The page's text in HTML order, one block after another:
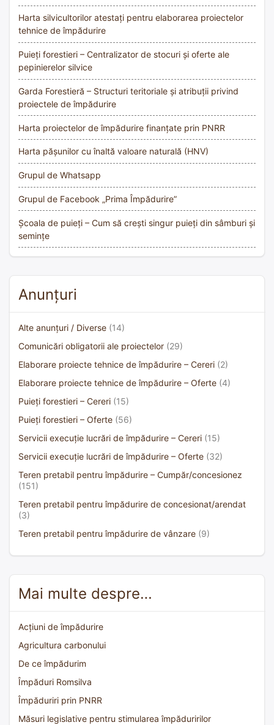
Harta silvicultorilor atestați pentru elaborarea proiectelor
tehnice de împădurire
Puieți forestieri – Centralizator de stocuri și oferte ale
pepinierelor silvice
Garda Forestieră – Structuri teritoriale și atribuții privind
proiectele de împădurire
Harta proiectelor de împădurire finanțate prin PNRR
Harta pășunilor cu înaltă valoare naturală (HNV)
Grupul de Whatsapp
Grupul de Facebook „Prima Împădurire”
Școala de puieți – Cum să crești singur puieți din sâmburi și
semințe
Anunțuri
Alte anunțuri / Diverse (14)
Comunicări obligatorii ale proiectelor (29)
Elaborare proiecte tehnice de împădurire – Cereri (2)
Elaborare proiecte tehnice de împădurire – Oferte (4)
Puieți forestieri – Cereri (15)
Puieți forestieri – Oferte (56)
Servicii execuție lucrări de împădurire – Cereri (15)
Servicii execuție lucrări de împădurire – Oferte (32)
Teren pretabil pentru împădurire – Cumpăr/concesionez
(151)
Teren pretabil pentru împădurire de concesionat/arendat
(3)
Teren pretabil pentru împădurire de vânzare (9)
Mai multe despre…
Acțiuni de împădurire
Agricultura carbonului
De ce împădurim
Împăduri Romsilva
Împăduriri prin PNRR
Măsuri legislative pentru stimularea împăduririlor